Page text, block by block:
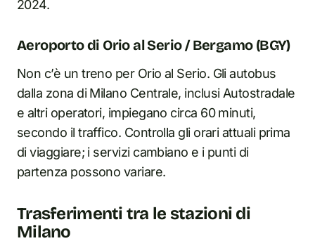
2024.
Aeroporto di Orio al Serio / Bergamo (BGY)
Non c’è un treno per Orio al Serio. Gli autobus
dalla zona di Milano Centrale, inclusi Autostradale
e altri operatori, impiegano circa 60 minuti,
secondo il traffico. Controlla gli orari attuali prima
di viaggiare; i servizi cambiano e i punti di
partenza possono variare.
Trasferimenti tra le stazioni di
Milano